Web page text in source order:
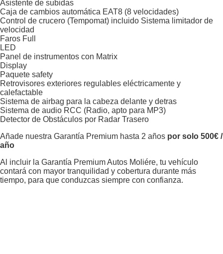
Asistente de subidas
Caja de cambios automática EAT8 (8 velocidades)
Control de crucero (Tempomat) incluido Sistema limitador de
velocidad
Faros Full
LED
Panel de instrumentos con Matrix
Display
Paquete safety
Retrovisores exteriores regulables eléctricamente y
calefactable
Sistema de airbag para la cabeza delante y detras
Sistema de audio RCC (Radio, apto para MP3)
Detector de Obstáculos por Radar Trasero
Añade nuestra Garantía Premium hasta 2 años por solo 500€ /
año
Al incluir la Garantía Premium Autos Moliére, tu vehículo
contará con mayor tranquilidad y cobertura durante más
tiempo, para que conduzcas siempre con confianza.